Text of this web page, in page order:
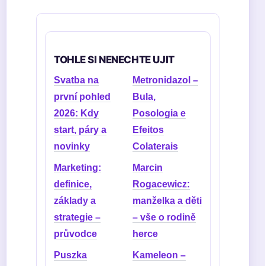
TOHLE SI NENECHTE UJIT
Svatba na
první pohled
2026: Kdy
start, páry a
novinky
Metronidazol –
Bula,
Posologia e
Efeitos
Colaterais
Marketing:
definice,
základy a
strategie –
průvodce
Marcin
Rogacewicz:
manželka a děti
– vše o rodině
herce
Puszka
Kameleon –